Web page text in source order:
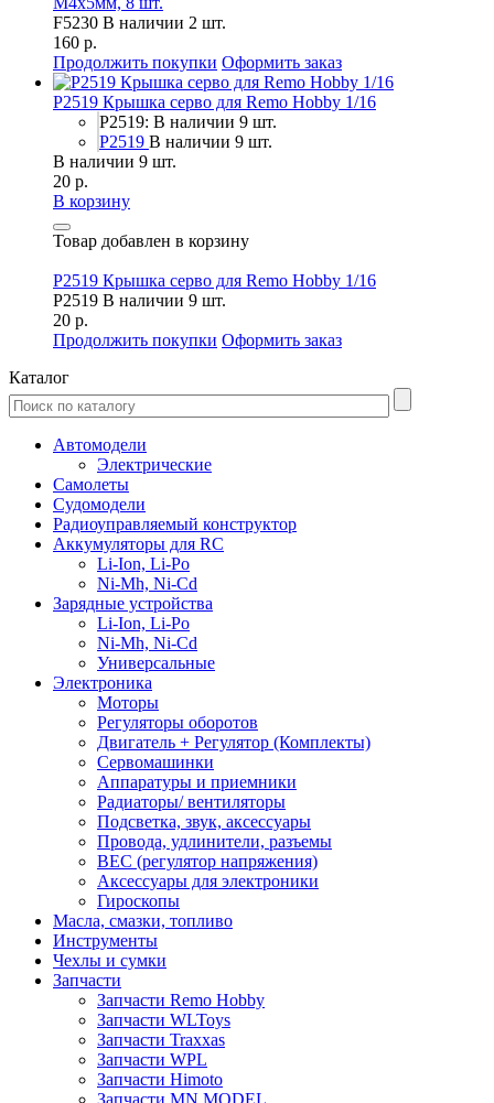
F5230 В наличии 2 шт.
160 р.
Продолжить покупки Оформить заказ
P2519 Крышка серво для Remo Hobby 1/16
P2519: В наличии 9 шт.
P2519 В наличии 9 шт.
В наличии 9 шт.
20 р.
В корзину
Товар добавлен в корзину
P2519 Крышка серво для Remo Hobby 1/16
P2519 В наличии 9 шт.
20 р.
Продолжить покупки Оформить заказ
Каталог
Автомодели
Электрические
Самолеты
Судомодели
Радиоуправляемый конструктор
Аккумуляторы для RC
Li-Ion, Li-Po
Ni-Mh, Ni-Cd
Зарядные устройства
Li-Ion, Li-Po
Ni-Mh, Ni-Cd
Универсальные
Электроника
Моторы
Регуляторы оборотов
Двигатель + Регулятор (Комплекты)
Сервомашинки
Аппаратуры и приемники
Радиаторы/ вентиляторы
Подсветка, звук, аксессуары
Провода, удлинители, разъемы
BEC (регулятор напряжения)
Аксессуары для электроники
Гироскопы
Масла, смазки, топливо
Инструменты
Чехлы и сумки
Запчасти
Запчасти Remo Hobby
Запчасти WLToys
Запчасти Traxxas
Запчасти WPL
Запчасти Himoto
Запчасти MN MODEL